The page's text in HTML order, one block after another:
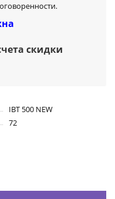
скидки
IBT 500 NEW
72